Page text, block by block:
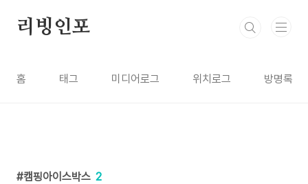
리빙인포
홈 태그 미디어로그 위치로그 방명록
캠핑아이스박스 2